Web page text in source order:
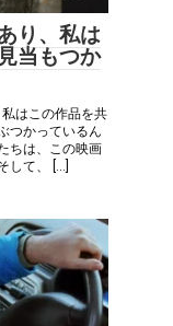
り、私は
当もつか
はこの作品を共
つかっているん
ちは、この映画
して、 […]